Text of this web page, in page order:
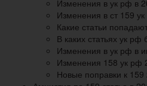
Изменения в ук рф в
Изменения в ст 159
Какие статьи
В каких статьях ук
Изменения в ук рф в
Изменения 158 ук рф
Новые поправки к 159